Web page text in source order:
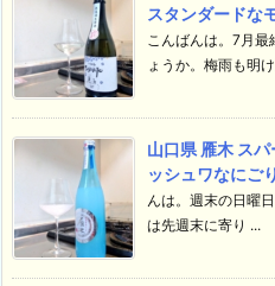
スタンダードな
こんばんは。7月
ょうか。梅雨も明
山口県 雁木 ス
ッシュワなにご
んは。週末の日曜
は先週末に寄り ...